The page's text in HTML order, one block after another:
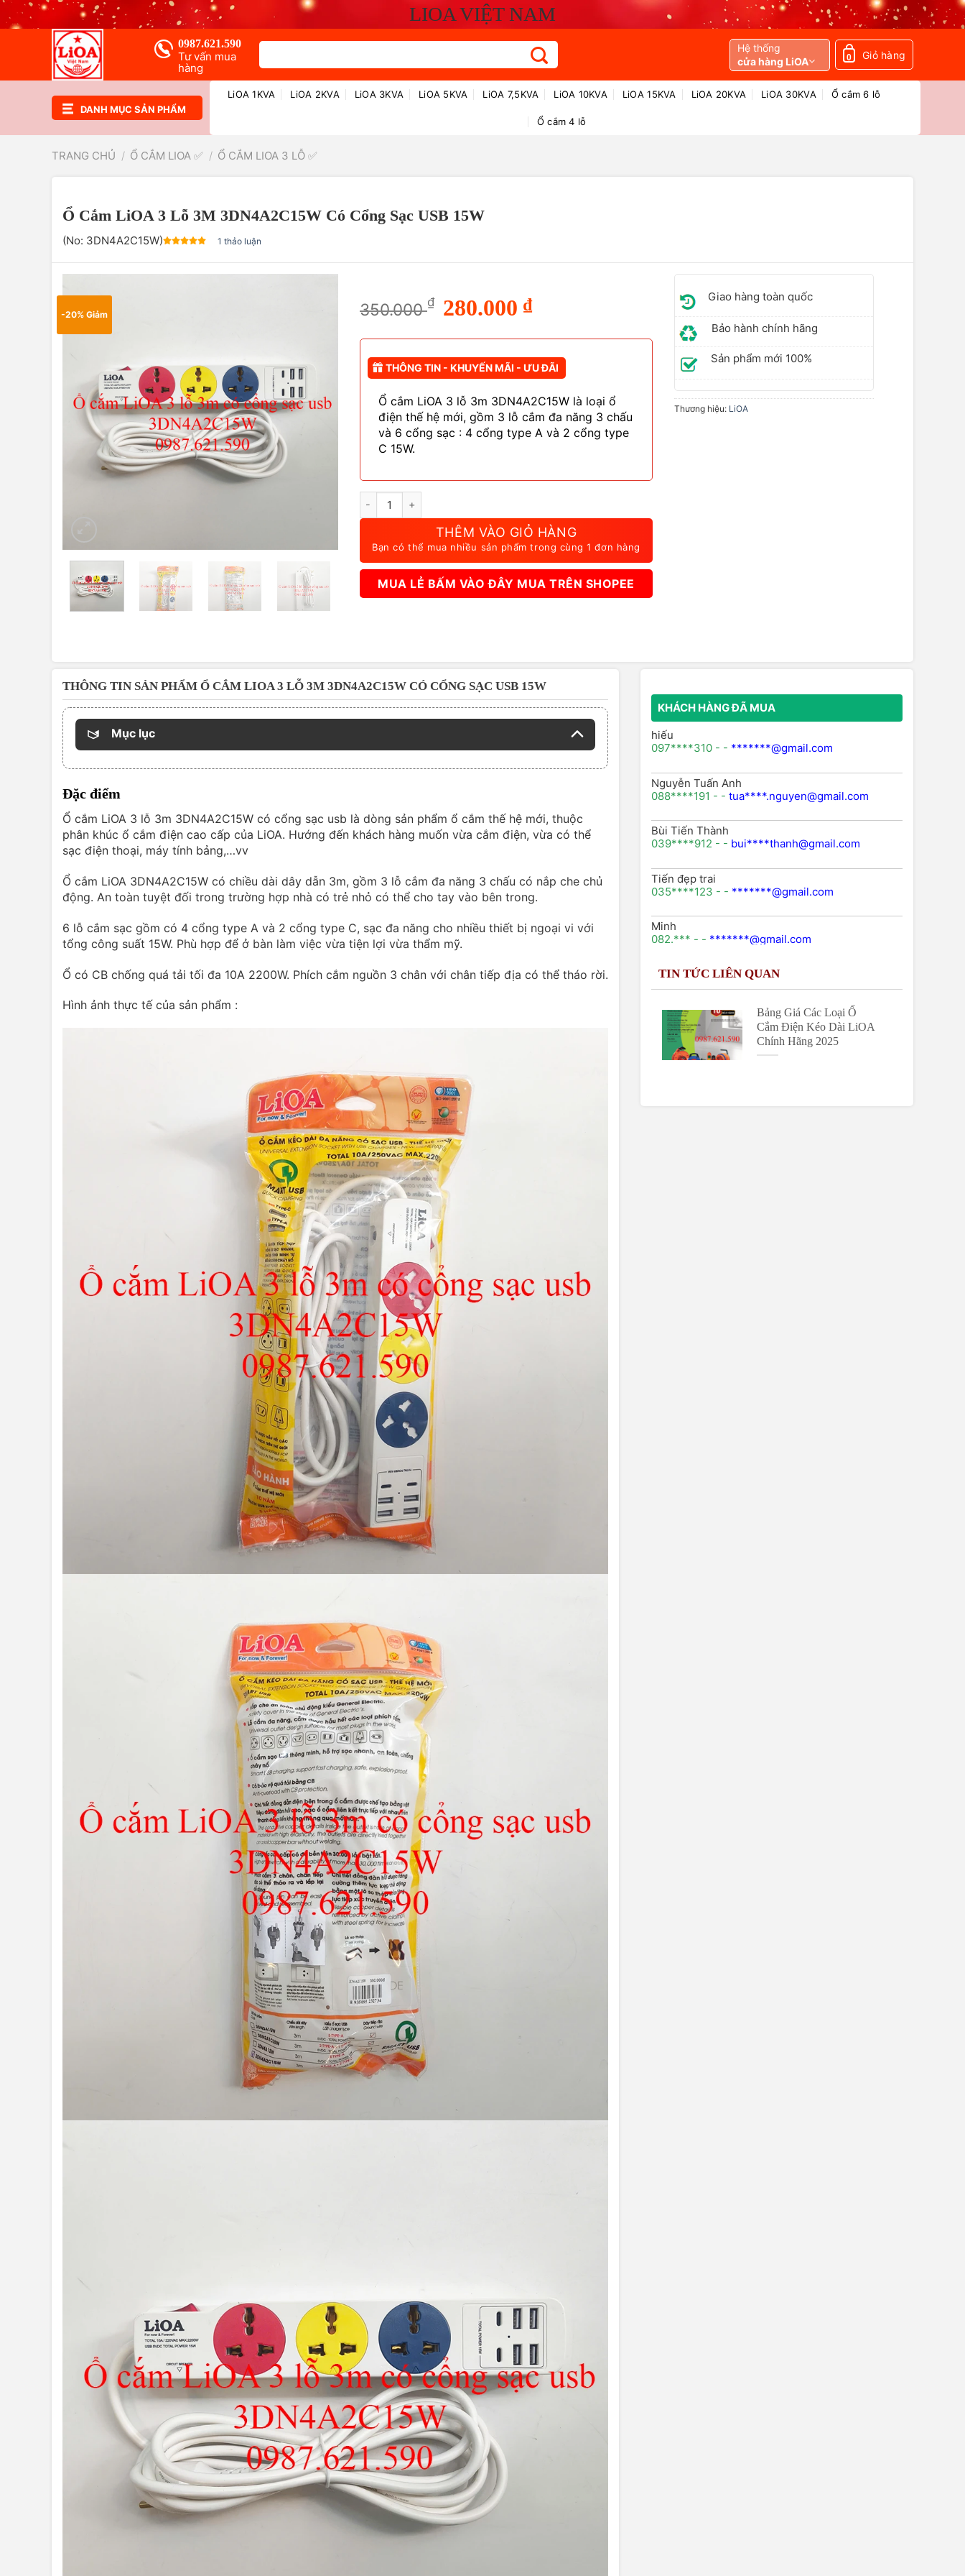
Chuyển
đến
LIOA VIỆT NAM
0987.621.590
Tư vấn mua
hàng
Tìm
Hệ thống
cửa hàng LiOA
0 Giỏ hàng
DANH MỤC SẢN PHẨM
LiOA 1KVA LiOA 2KVA LiOA 3KVA LiOA 5KVA LiOA 7,5KVA LiOA 10KVA LiOA 15KVA LiOA 20KVA LiOA 30KVA Ổ cắm 6 lỗ
Ổ cắm 4 lỗ
TRANG CHỦ / Ổ CẮM LIOA ✅ / Ổ CẮM LIOA 3 LỖ ✅
Ổ Cắm LiOA 3 Lỗ 3M 3DN4A2C15W Có Cổng Sạc USB 15W
(No: 3DN4A2C15W) 1 thảo luận
-20% Giảm 350.000₫
Giá
gốc
là:
280.000 ₫Giá
hiện
tại
280.000 ₫.
THÔNG TIN - KHUYẾN MÃI - ƯU ĐÃI
Ổ cắm LiOA 3 lỗ 3m 3DN4A2C15W là loại ổ
điện thế hệ mới, gồm 3 lỗ cắm đa năng 3 chấu
và 6 cổng sạc : 4 cổng type A và 2 cổng type
C 15W.
THÊM VÀO GIỎ HÀNG
Bạn có thể mua nhiều sản phẩm trong cùng 1 đơn hàng
MUA LẺ BẤM VÀO ĐÂY MUA TRÊN SHOPEE
Giao hàng toàn quốc
Bảo hành chính hãng
Sản phẩm mới 100%
Thương hiệu: LiOA
THÔNG TIN SẢN PHẨM Ổ CẮM LIOA 3 LỖ 3M 3DN4A2C15W CÓ CỔNG SẠC USB 15W
Mục lục
Đặc điểm
Ổ cắm LiOA 3 lỗ 3m 3DN4A2C15W có cổng sạc usb là dòng sản phẩm ổ cắm thế hệ mới, thuộc
phân khúc ổ cắm điện cao cấp của LiOA. Hướng đến khách hàng muốn vừa cắm điện, vừa có thể
sạc điện thoại, máy tính bảng,…vv
Ổ cắm LiOA 3DN4A2C15W có chiều dài dây dẫn 3m, gồm 3 lỗ cắm đa năng 3 chấu có nắp che chủ
động. An toàn tuyệt đối trong trường hợp nhà có trẻ nhỏ có thể cho tay vào bên trong.
6 lỗ cắm sạc gồm có 4 cổng type A và 2 cổng type C, sạc đa năng cho nhiều thiết bị ngoại vi với
tổng công suất 15W. Phù hợp để ở bàn làm việc vừa tiện lợi vừa thẩm mỹ.
Ổ có CB chống quá tải tối đa 10A 2200W. Phích cắm nguồn 3 chân với chân tiếp địa có thể tháo rời.
Hình ảnh thực tế của sản phẩm :
KHÁCH HÀNG ĐÃ MUA
hiếu
097****310 - - *******@gmail.com
Nguyễn Tuấn Anh
088****191 - - tua****.nguyen@gmail.com
Bùi Tiến Thành
039****912 - - bui****thanh@gmail.com
Tiến đẹp trai
035****123 - - *******@gmail.com
Minh
082.*** - - *******@gmail.com
Lê thị nhung
098xxx746 -lenhungxxxx@gmail.com
TIN TỨC LIÊN QUAN
Bảng Giá Các Loại Ổ
Cắm Điện Kéo Dài LiOA
Chính Hãng 2025